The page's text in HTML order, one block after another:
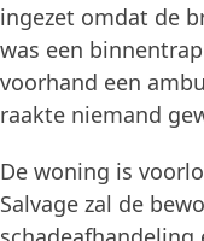
ingezet omdat de
was een
voorhand een
raakte niemand
De woning is
Salvage zal de